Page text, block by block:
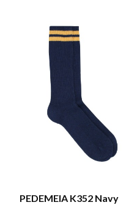
PEDEMEIA K352 Navy